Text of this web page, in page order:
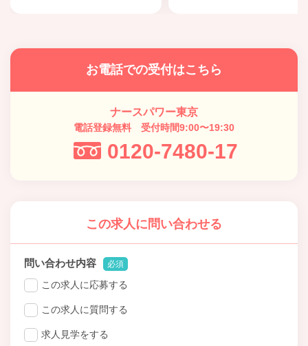
お電話での受付はこちら
ナースパワー東京
電話登録無料 受付時間9:00〜19:30
0120-7480-17
この求人に問い合わせる
問い合わせ内容 必須
この求人に応募する
この求人に質問する
求人見学をする